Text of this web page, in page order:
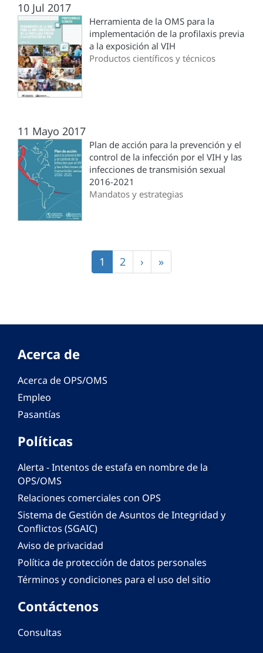
10 Jul 2017
Herramienta de la OMS para la
implementación de la profilaxis previa
a la exposición al VIH
Productos científicos y técnicos
11 Mayo 2017
Plan de acción para la prevención y el
control de la infección por el VIH y las
infecciones de transmisión sexual
2016-2021
Mandatos y estrategias
Página
actual
1 Página
2
Siguiente
página
›
Última
página
»
Acerca de
Acerca de OPS/OMS
Empleo
Pasantías
Políticas
Alerta - Intentos de estafa en nombre de la
OPS/OMS
Relaciones comerciales con OPS
Sistema de Gestión de Asuntos de Integridad y
Conflictos (SGAIC)
Aviso de privacidad
Política de protección de datos personales
Términos y condiciones para el uso del sitio
Contáctenos
Consultas